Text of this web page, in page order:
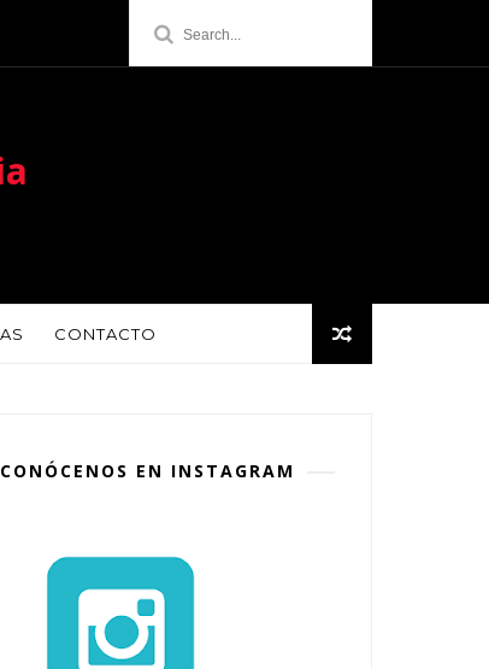
CONTACTO
CONÓCENOS EN INSTAGRAM